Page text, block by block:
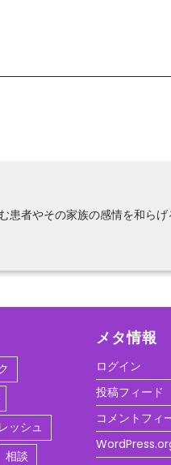
者やその家族の感情を和ら
ッシュ
相談
メタ情報
ログイン
投稿フィード
コメントフィ